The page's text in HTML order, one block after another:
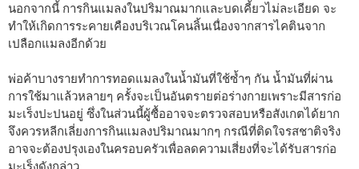
นอกจากนี้ การกินแมลงในปริมาณมากและบดเคี้ยวไม่ละเอียด จะ
ทำให้เกิดการระคายเคืองบริเวณโคนลิ้นเนื่องจากสารไคตินจาก
เปลือกแมลงอีกด้วย
พ่อค้าบางรายทำการทอดแมลงในน้ำมันที่ใช้ซ้ำๆ กัน น้ำมันที่ผ่าน
การใช้มาแล้วหลายๆ ครั้งจะเป็นอันตรายต่อร่างกายเพราะมีสารก่อ
มะเร็งปะปนอยู่ ซึ่งในส่วนนี้ผู้ซื้ออาจจะตรวจสอบหรือสังเกตได้ยาก
จึงควรหลีกเลี่ยงการกินแมลงปริมาณมากๆ กรณีที่ติดใจรสชาติจริง
อาจจะต้องปรุงเองในครอบครัวเพื่อลดความเสี่ยงที่จะได้รับสารก่อ
มะเร็งดังกล่าว